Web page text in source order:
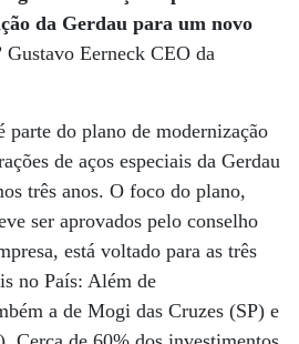
da Gerdau para um novo
Gustavo Eerneck CEO da
parte do plano de modernização
de aços especiais da Gerdau
três anos. O foco do plano,
ser aprovados pelo conselho
está voltado para as três
no País: Além de
a de Mogi das Cruzes (SP) e